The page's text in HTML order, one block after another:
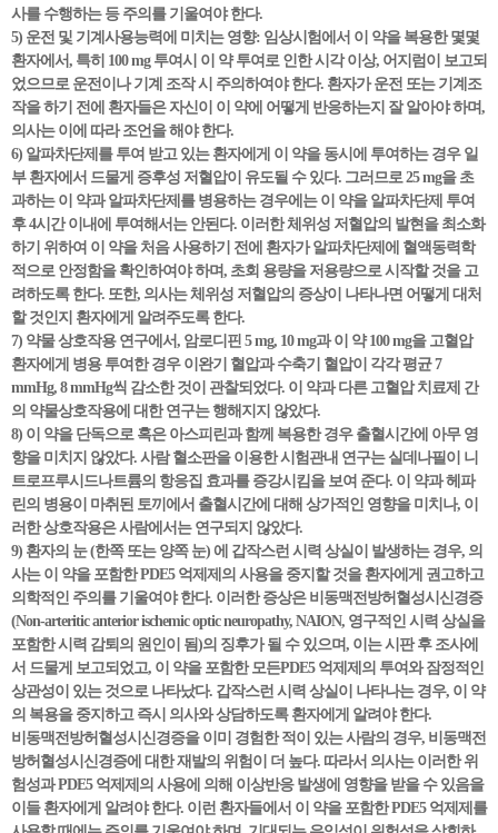
사를 수행하는 등 주의를 기울여야 한다.
5) 운전 및 기계사용능력에 미치는 영향: 임상시험에서 이 약을 복용한 몇몇
환자에서, 특히 100 mg 투여시 이 약 투여로 인한 시각 이상, 어지럼이 보고되
었으므로 운전이나 기계 조작 시 주의하여야 한다. 환자가 운전 또는 기계조
작을 하기 전에 환자들은 자신이 이 약에 어떻게 반응하는지 잘 알아야 하며,
의사는 이에 따라 조언을 해야 한다.
6) 알파차단제를 투여 받고 있는 환자에게 이 약을 동시에 투여하는 경우 일
부 환자에서 드물게 증후성 저혈압이 유도될 수 있다. 그러므로 25 mg을 초
과하는 이 약과 알파차단제를 병용하는 경우에는 이 약을 알파차단제 투여
후 4시간 이내에 투여해서는 안된다. 이러한 체위성 저혈압의 발현을 최소화
하기 위하여 이 약을 처음 사용하기 전에 환자가 알파차단제에 혈액동력학
적으로 안정함을 확인하여야 하며, 초회 용량을 저용량으로 시작할 것을 고
려하도록 한다. 또한, 의사는 체위성 저혈압의 증상이 나타나면 어떻게 대처
할 것인지 환자에게 알려주도록 한다.
7) 약물 상호작용 연구에서, 암로디핀 5 mg, 10 mg과 이 약 100 mg을 고혈압
환자에게 병용 투여한 경우 이완기 혈압과 수축기 혈압이 각각 평균 7
mmHg, 8 mmHg씩 감소한 것이 관찰되었다. 이 약과 다른 고혈압 치료제 간
의 약물상호작용에 대한 연구는 행해지지 않았다.
8) 이 약을 단독으로 혹은 아스피린과 함께 복용한 경우 출혈시간에 아무 영
향을 미치지 않았다. 사람 혈소판을 이용한 시험관내 연구는 실데나필이 니
트로프루시드나트륨의 항응집 효과를 증강시킴을 보여 준다. 이 약과 헤파
린의 병용이 마취된 토끼에서 출혈시간에 대해 상가적인 영향을 미치나, 이
러한 상호작용은 사람에서는 연구되지 않았다.
9) 환자의 눈 (한쪽 또는 양쪽 눈) 에 갑작스런 시력 상실이 발생하는 경우, 의
사는 이 약을 포함한 PDE5 억제제의 사용을 중지할 것을 환자에게 권고하고
의학적인 주의를 기울여야 한다. 이러한 증상은 비동맥전방허혈성시신경증
(Non-arteritic anterior ischemic optic neuropathy, NAION, 영구적인 시력 상실을
포함한 시력 감퇴의 원인이 됨)의 징후가 될 수 있으며, 이는 시판 후 조사에
서 드물게 보고되었고, 이 약을 포함한 모든PDE5 억제제의 투여와 잠정적인
상관성이 있는 것으로 나타났다. 갑작스런 시력 상실이 나타나는 경우, 이 약
의 복용을 중지하고 즉시 의사와 상담하도록 환자에게 알려야 한다.
비동맥전방허혈성시신경증을 이미 경험한 적이 있는 사람의 경우, 비동맥전
방허혈성시신경증에 대한 재발의 위험이 더 높다. 따라서 의사는 이러한 위
험성과 PDE5 억제제의 사용에 의해 이상반응 발생에 영향을 받을 수 있음을
이들 환자에게 알려야 한다. 이런 환자들에서 이 약을 포함한 PDE5 억제제를